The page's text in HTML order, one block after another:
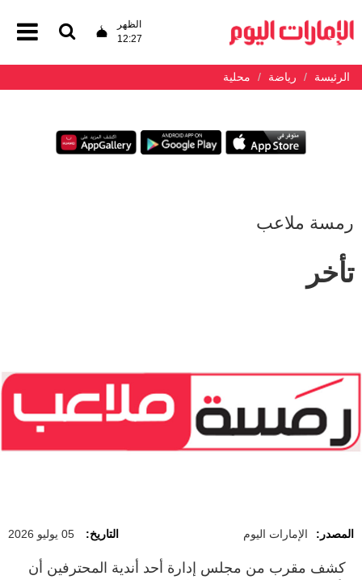
الظهر
12:27
الرئيسة رياضة محلية
رمسة ملاعب
تأخر
المصدر: الإمارات اليوم التاريخ: 05 يوليو 2026
كشف مقرب من مجلس إدارة أحد أندية المحترفين أن